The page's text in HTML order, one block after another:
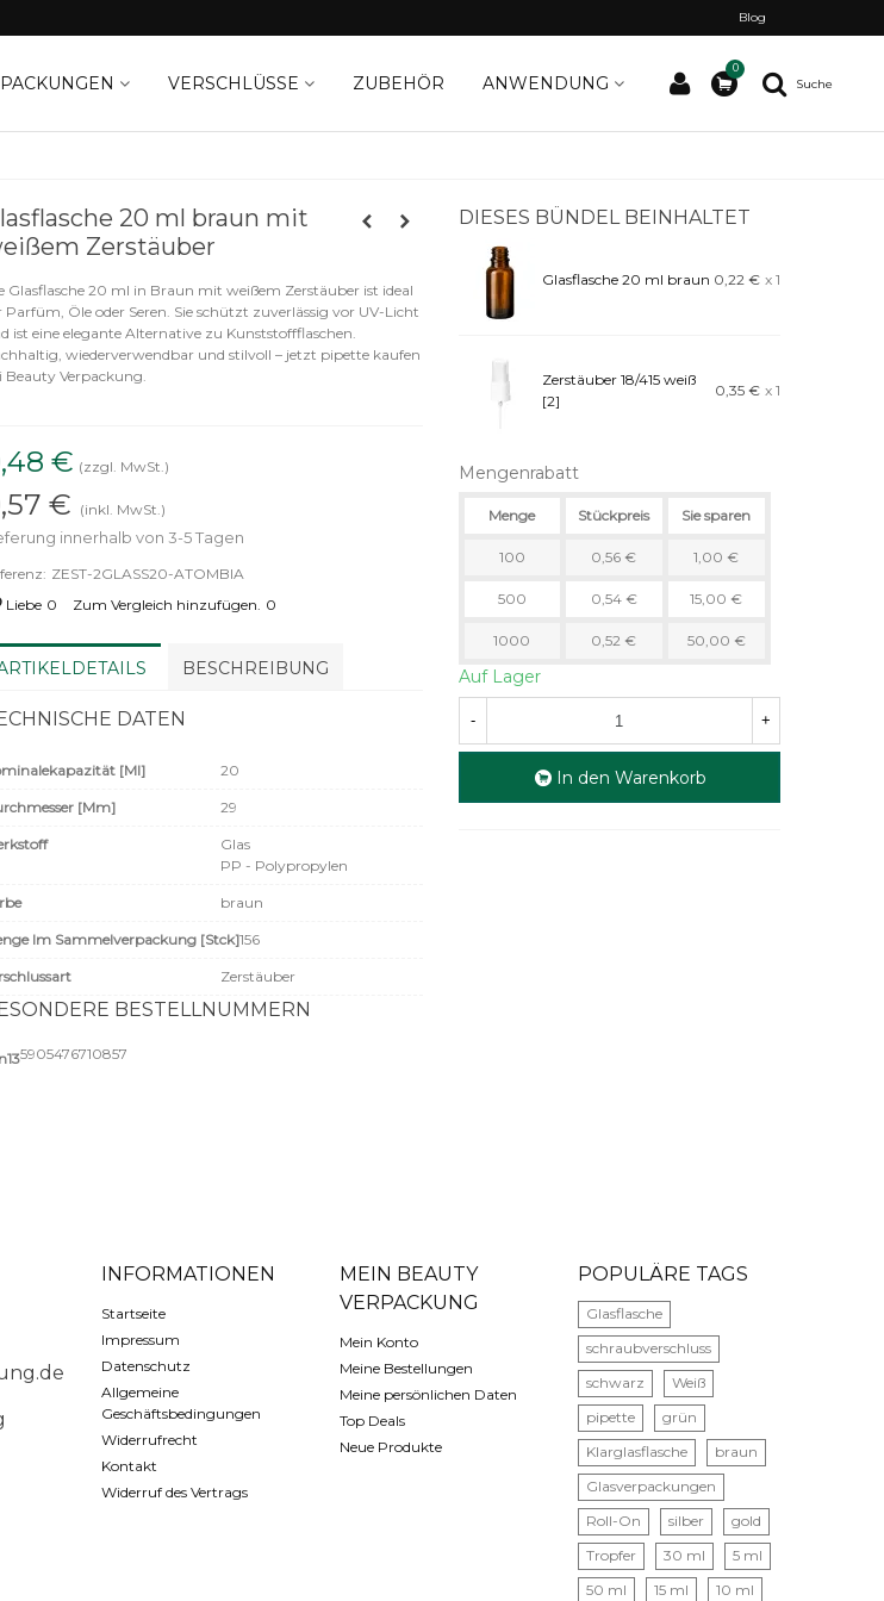
Blog
VERSCHLÜSSE ZUBEHÖR ANWENDUNG
0
Suche
20 ml braun mit
Zerstäuber
Glasflasche 20 ml in Braun mit weißem Zerstäuber ist ideal
Parfüm, Öle oder Seren. Sie schützt zuverlässig vor UV-Licht
ist eine elegante Alternative zu Kunststoffflaschen.
wiederverwendbar und stilvoll – jetzt pipette kaufen
Beauty Verpackung.
€ (zzgl. MwSt.)
€ (inkl. MwSt.)
innerhalb von 3-5 Tagen
ZEST-2GLASS20-ATOMBIA
Liebe 0 Zum Vergleich hinzufügen. 0
BESCHREIBUNG
DATEN
[ml] 20
[mm] 29
Glas
PP - Polypropylen
braun
Im Sammelverpackung [Stck]156
Zerstäuber
BESTELLNUMMERN
5905476710857
DIESES BÜNDEL BEINHALTET
Glasflasche 20 ml braun 0,22 € x 1
Zerstäuber 18/415 weiß
[2]
0,35 € x 1
Mengenrabatt
Menge Stückpreis Sie sparen
100 0,56 € 1,00 €
500 0,54 € 15,00 €
1000 0,52 € 50,00 €
Auf Lager
- +
In den Warenkorb
INFORMATIONEN
Startseite
Impressum
Datenschutz
Allgemeine
Geschäftsbedingungen
Widerrufrecht
Kontakt
Widerruf des Vertrags
MEIN BEAUTY
VERPACKUNG
Mein Konto
Meine Bestellungen
Meine persönlichen Daten
Top Deals
Neue Produkte
POPULÄRE TAGS
Glasflasche
schraubverschluss
schwarz
Weiß
pipette
grün
Klarglasflasche
braun
Glasverpackungen
Roll-On
silber
gold
Tropfer
30 ml
5 ml
50 ml
15 ml 10 ml